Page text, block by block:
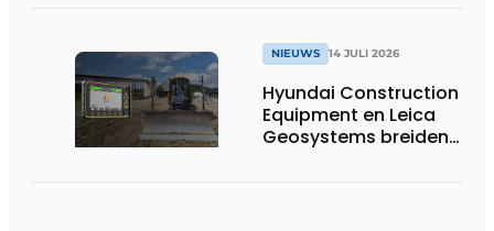
voor één landelijke
kwaliteitsregeling
voor straatwerk
NIEUWS 14 JULI 2026
Hyundai Construction
Equipment en Leica
Geosystems breiden